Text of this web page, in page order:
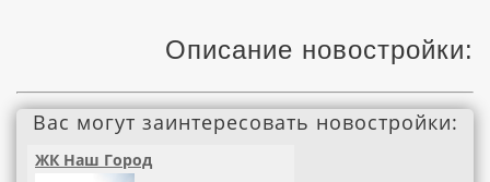
Описание новостройки:
Вас могут заинтересовать новостройки:
ЖК Наш Город